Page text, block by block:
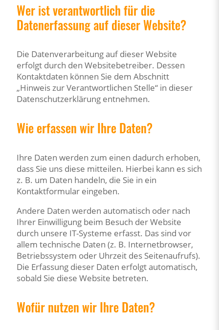
Wer ist verantwortlich für die
Datenerfassung auf dieser Website?
Die Datenverarbeitung auf dieser Website
erfolgt durch den Websitebetreiber. Dessen
Kontaktdaten können Sie dem Abschnitt
„Hinweis zur Verantwortlichen Stelle“ in dieser
Datenschutzerklärung entnehmen.
Wie erfassen wir Ihre Daten?
Ihre Daten werden zum einen dadurch erhoben,
dass Sie uns diese mitteilen. Hierbei kann es sich
z. B. um Daten handeln, die Sie in ein
Kontaktformular eingeben.
Andere Daten werden automatisch oder nach
Ihrer Einwilligung beim Besuch der Website
durch unsere IT-Systeme erfasst. Das sind vor
allem technische Daten (z. B. Internetbrowser,
Betriebssystem oder Uhrzeit des Seitenaufrufs).
Die Erfassung dieser Daten erfolgt automatisch,
sobald Sie diese Website betreten.
Wofür nutzen wir Ihre Daten?